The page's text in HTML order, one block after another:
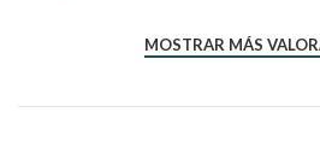
MOSTRAR MÁS